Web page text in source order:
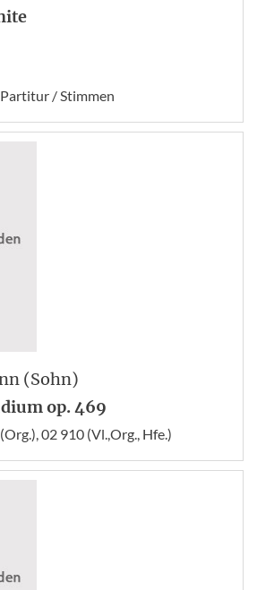
/ Stimmen
(Sohn)
op. 469
02 910 (Vl.,Org., Hfe.)